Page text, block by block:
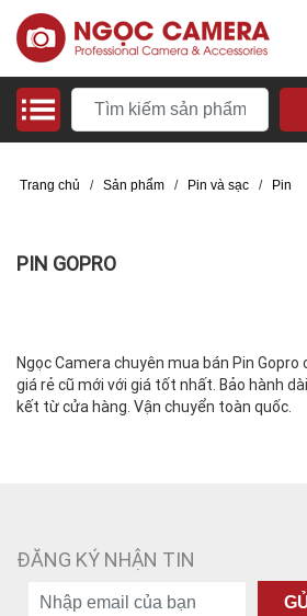
Trang chủ / Sản phẩm / Pin và sạc / Pin
PIN GOPRO
Ngọc Camera chuyên mua bán Pin Gopro
giá rẻ cũ mới với giá tốt nhất. Bảo hành
kết từ cửa hàng. Vận chuyển toàn quốc.
ĐĂNG KÝ NHẬN TIN